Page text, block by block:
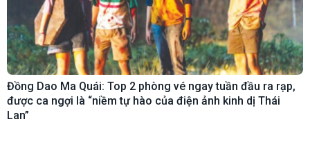
Đồng Dao Ma Quái: Top 2 phòng vé ngay tuần đầu ra rạp,
được ca ngợi là “niềm tự hào của điện ảnh kinh dị Thái
Lan”